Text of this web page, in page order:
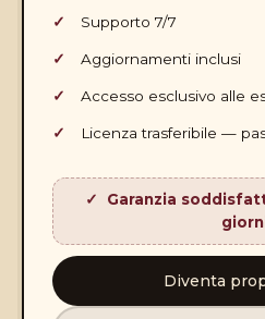
Supporto 7/7
Aggiornamenti inclusi
Accesso esclusivo alle
Licenza trasferibile —
Garanzia
Diventa